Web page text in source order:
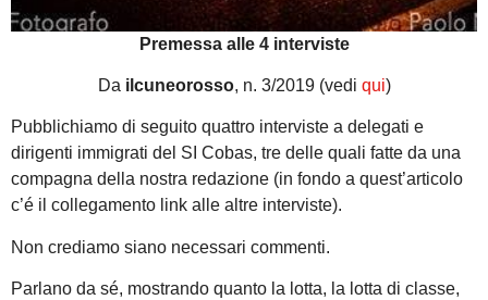
Premessa alle 4 interviste
Da ilcuneorosso, n. 3/2019 (vedi qui)
Pubblichiamo di seguito quattro interviste a delegati e
dirigenti immigrati del SI Cobas, tre delle quali fatte da una
compagna della nostra redazione (in fondo a quest’articolo
c’é il collegamento link alle altre interviste).
Non crediamo siano necessari commenti.
Parlano da sé, mostrando quanto la lotta, la lotta di classe,